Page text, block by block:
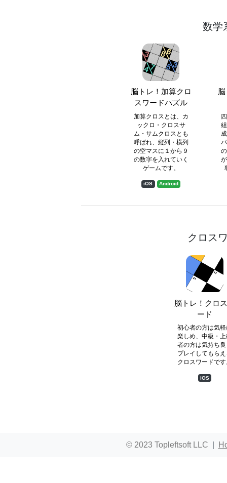
数学
脳トレ！加算クロ
スワードパズル
加算クロスとは、カ
ックロ・クロスサ
ム・サムクロスとも
呼ばれ、縦列・横列
の空マスに１から９
の数字を入れていく
ゲームです。
iOS Android
クロス
脳トレ！クロ
ード
初心者の方は気軽
楽しめ、中級・上
者の方は気持ち良
プレイしてもらえ
クロスワードです
iOS
© 2023 Topleftsoft LLC